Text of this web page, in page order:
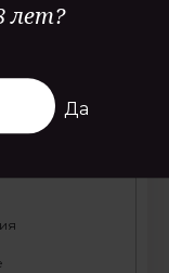
лет?
Да
Les
d'Oc